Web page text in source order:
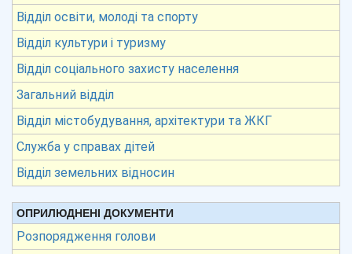
Відділ освіти, молоді та спорту
Відділ культури і туризму
Відділ соціального захисту населення
Загальний відділ
Відділ містобудування, архітектури та ЖКГ
Служба у справах дітей
Відділ земельних відносин
ОПРИЛЮДНЕНІ ДОКУМЕНТИ
Розпорядження голови